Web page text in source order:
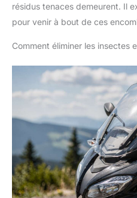
résidus tenaces demeurent. Il
pour venir à bout de ces
Comment éliminer les insectes